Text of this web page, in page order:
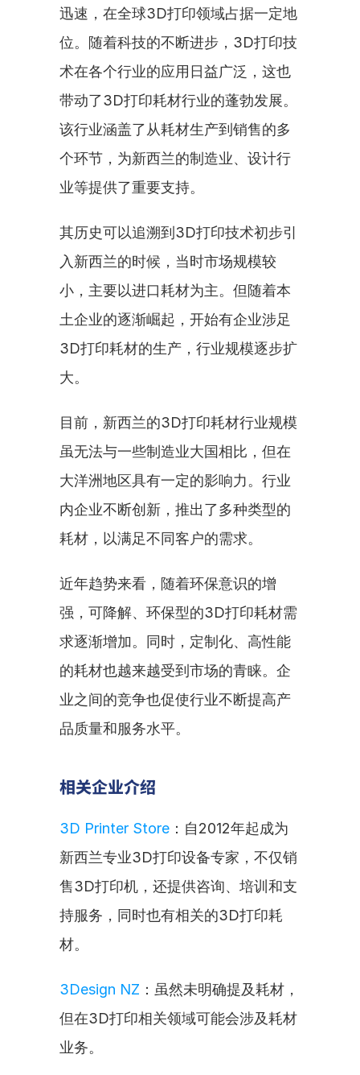
迅速，在全球3D打印领域占据一定地
位。随着科技的不断进步，3D打印技
术在各个行业的应用日益广泛，这也
带动了3D打印耗材行业的蓬勃发展。
该行业涵盖了从耗材生产到销售的多
个环节，为新西兰的制造业、设计行
业等提供了重要支持。
其历史可以追溯到3D打印技术初步引
入新西兰的时候，当时市场规模较
小，主要以进口耗材为主。但随着本
土企业的逐渐崛起，开始有企业涉足
3D打印耗材的生产，行业规模逐步扩
大。
目前，新西兰的3D打印耗材行业规模
虽无法与一些制造业大国相比，但在
大洋洲地区具有一定的影响力。行业
内企业不断创新，推出了多种类型的
耗材，以满足不同客户的需求。
近年趋势来看，随着环保意识的增
强，可降解、环保型的3D打印耗材需
求逐渐增加。同时，定制化、高性能
的耗材也越来越受到市场的青睐。企
业之间的竞争也促使行业不断提高产
品质量和服务水平。
相关企业介绍
3D Printer Store ：自2012年起成为
新西兰专业3D打印设备专家，不仅销
售3D打印机，还提供咨询、培训和支
持服务，同时也有相关的3D打印耗
材。
3Design NZ ：虽然未明确提及耗材，
但在3D打印相关领域可能会涉及耗材
业务。